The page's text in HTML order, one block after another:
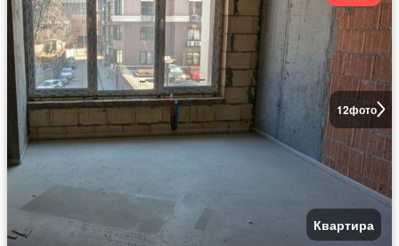
12фото
Квартира